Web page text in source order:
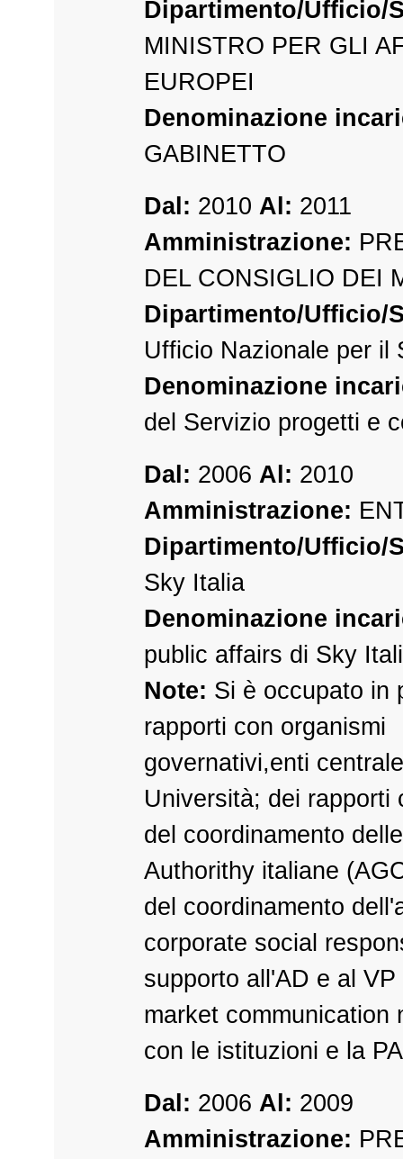
Dipartimento/Ufficio/
MINISTRO PER GLI
EUROPEI
Denominazione
GABINETTO
Dal: 2010 Al: 2011
Amministrazione:
DEL CONSIGLIO DEI
Dipartimento/Ufficio/
Ufficio Nazionale per il
Denominazione
del Servizio progetti e
Dal: 2006 Al: 2010
Amministrazione:
Dipartimento/Ufficio/
Sky Italia
Denominazione
public affairs di Sky
Note: Si è occupato in
rapporti con organismi
governativi,enti
Università; dei rapporti
del coordinamento
Authorithy italiane
del coordinamento
corporate social
supporto all'AD e al
market communication
con le istituzioni e la PA
Dal: 2006 Al: 2009
Amministrazione: